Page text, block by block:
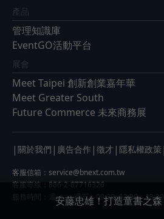
產品
管理知識庫
EventGO活動平台
展會
Meet Taipei 創新創業嘉年華
Meet Greater South
Future Commerce 未來商務展
| 關於我們 | 廣告合作 | 徵才 | 隱私權政策
客服信箱： service@bnext.com.tw
客服專線：886-2-87716326
服務時間：週一 ～ 週五：09:30~12:00；
安藤忠雄！打造童書之森